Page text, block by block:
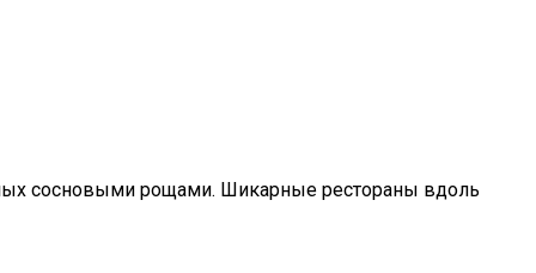
сосновыми рощами. Шикарные рестораны вдоль